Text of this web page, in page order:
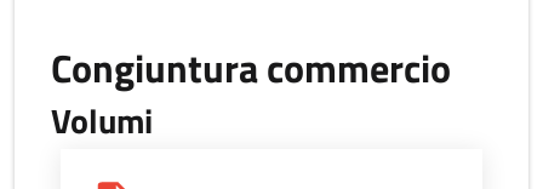
Congiuntura commercio
Volumi